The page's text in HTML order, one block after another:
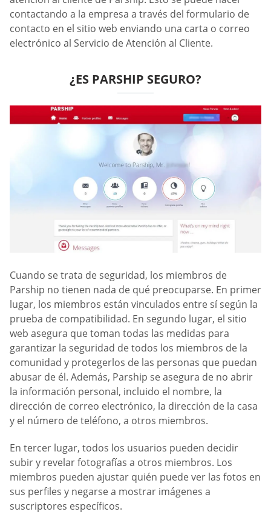
contactando a la empresa a través del formulario de
contacto en el sitio web enviando una carta o correo
electrónico al Servicio de Atención al Cliente.
¿ES PARSHIP SEGURO?
Cuando se trata de seguridad, los miembros de
Parship no tienen nada de qué preocuparse. En primer
lugar, los miembros están vinculados entre sí según la
prueba de compatibilidad. En segundo lugar, el sitio
web asegura que toman todas las medidas para
garantizar la seguridad de todos los miembros de la
comunidad y protegerlos de las personas que puedan
abusar de él. Además, Parship se asegura de no abrir
la información personal, incluido el nombre, la
dirección de correo electrónico, la dirección de la casa
y el número de teléfono, a otros miembros.
En tercer lugar, todos los usuarios pueden decidir
subir y revelar fotografías a otros miembros. Los
miembros pueden ajustar quién puede ver las fotos en
sus perfiles y negarse a mostrar imágenes a
suscriptores específicos.